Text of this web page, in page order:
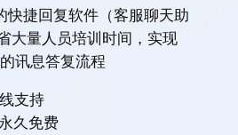
快捷回复软件（客服聊天助
大量人员培训时间，实现
讯息答复流程
支持
久免费